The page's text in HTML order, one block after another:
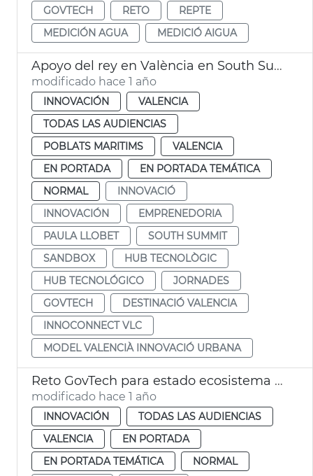
GOVTECH
RETO
REPTE
MEDICIÓN AGUA
MEDICIÓ AIGUA
Apoyo del rey en València en South Summit 2025
modificado hace 1 año
INNOVACIÓN
VALENCIA
TODAS LAS AUDIENCIAS
POBLATS MARITIMS
VALENCIA
EN PORTADA
EN PORTADA TEMÁTICA
NORMAL
INNOVACIÓ
INNOVACIÓN
EMPRENEDORIA
PAULA LLOBET
SOUTH SUMMIT
SANDBOX
HUB TECNOLÒGIC
HUB TECNOLÓGICO
JORNADES
GOVTECH
DESTINACIÓ VALENCIA
INNOCONNECT VLC
MODEL VALENCIÀ INNOVACIÓ URBANA
Reto GovTech para estado ecosistema innovador valenciano
modificado hace 1 año
INNOVACIÓN
TODAS LAS AUDIENCIAS
VALENCIA
EN PORTADA
EN PORTADA TEMÁTICA
NORMAL